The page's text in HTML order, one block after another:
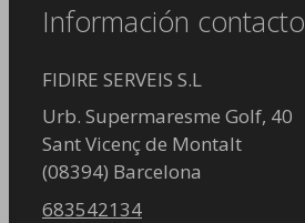
Información contacto
FIDIRE SERVEIS S.L
Urb. Supermaresme Golf, 40
Sant Vicenç de Montalt
(08394) Barcelona
683542134